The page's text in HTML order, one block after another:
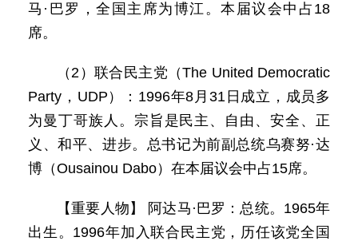
马·巴罗，全国主席为博江。本届议会中占18
席。
（2）联合民主党（The United Democratic
Party，UDP）：1996年8月31日成立，成员多
为曼丁哥族人。宗旨是民主、自由、安全、正
义、和平、进步。总书记为前副总统乌赛努·达
博（Ousainou Dabo）在本届议会中占15席。
【重要人物】 阿达马·巴罗：总统。1965年
出生。1996年加入联合民主党，历任该党全国